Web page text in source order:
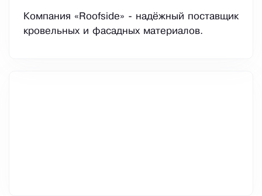
Компания «Roofside» - надёжный поставщик
кровельных и фасадных материалов.